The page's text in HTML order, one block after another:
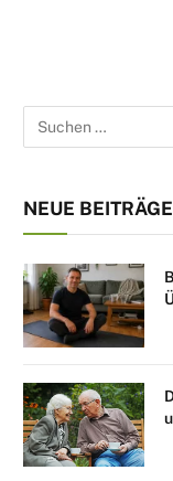
NEUE BEITRÄGE